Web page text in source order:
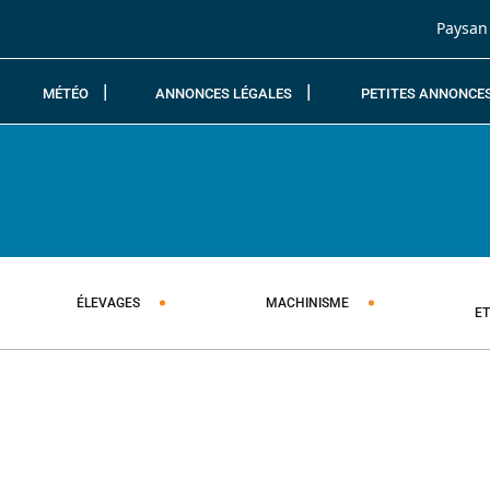
MÉTÉO ANNONCES LÉGALES PETITES
ÉLEVAGES MACHINISME